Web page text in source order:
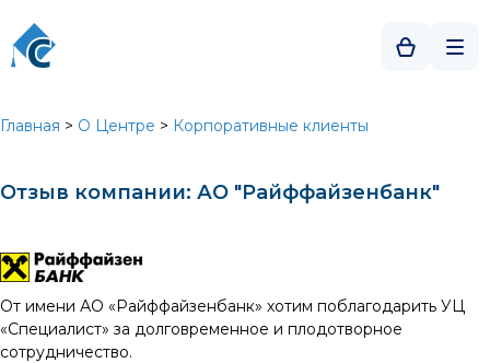
Главная > О Центре > Корпоративные клиенты
Отзыв компании: АО "Райффайзенбанк"
От имени АО «Райффайзенбанк» хотим поблагодарить УЦ
«Специалист» за долговременное и плодотворное
сотрудничество.